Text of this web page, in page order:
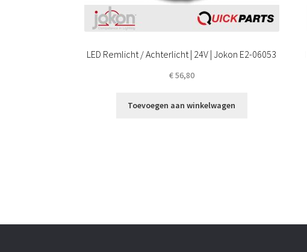
LED Remlicht / Achterlicht | 24V | Jokon E2-06053
€56,80
Toevoegen aan winkelwagen